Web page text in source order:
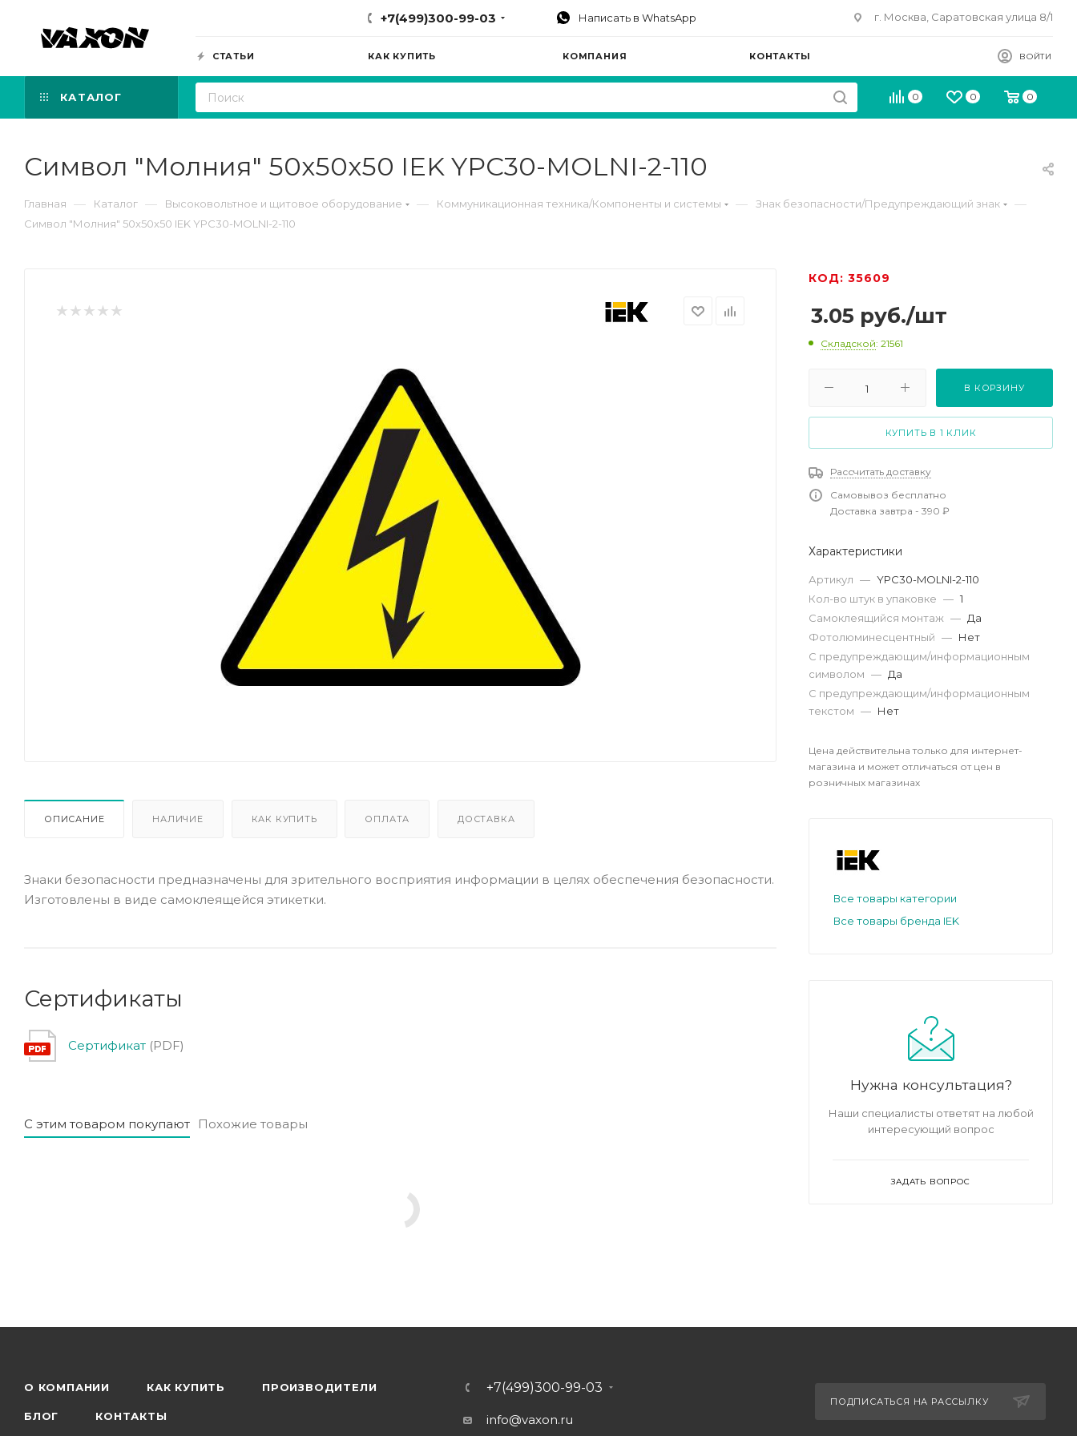
+7(499)300-99-03 Написать в WhatsApp г. Москва, Саратовская улица 8/1
ВОЙТИ
СТАТЬИ КАК КУПИТЬ КОМПАНИЯ КОНТАКТЫ
0 0 0
КАТАЛОГ
Символ "Молния" 50х50х50 IEK YPC30-MOLNI-2-110
Главная — Каталог — Высоковольтное и щитовое оборудование — Коммуникационная техника/Компоненты и системы — Знак безопасности/Предупреждающий знак —
Символ "Молния" 50х50х50 IEK YPC30-MOLNI-2-110
ОПИСАНИЕ НАЛИЧИЕ КАК КУПИТЬ ОПЛАТА ДОСТАВКА
Знаки безопасности предназначены для зрительного восприятия информации в целях обеспечения безопасности.
Изготовлены в виде самоклеящейся этикетки.
Сертификаты
Сертификат (PDF)
С этим товаром покупают Похожие товары
КОД: 35609
3.05 руб./шт
Складской: 21561
В КОРЗИНУ
КУПИТЬ В 1 КЛИК
Рассчитать доставку
Самовывоз бесплатно
Доставка завтра - 390 ₽
Характеристики
Артикул — YPC30-MOLNI-2-110
Кол-во штук в упаковке — 1
Самоклеящийся монтаж — Да
Фотолюминесцентный — Нет
С предупреждающим/информационным
символом — Да
С предупреждающим/информационным
текстом — Нет
Цена действительна только для интернет-
магазина и может отличаться от цен в
розничных магазинах
Все товары категории
Все товары бренда IEK
Нужна консультация?
Наши специалисты ответят на любой
интересующий вопрос
ЗАДАТЬ ВОПРОС
О КОМПАНИИ КАК КУПИТЬ ПРОИЗВОДИТЕЛИ
БЛОГ КОНТАКТЫ
+7(499)300-99-03
info@vaxon.ru
ПОДПИСАТЬСЯ НА РАССЫЛКУ